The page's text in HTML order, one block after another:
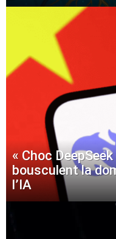
« Choc
bousculent la
l’IA